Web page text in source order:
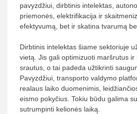
pavyzdžiui, dirbtinis intelektas,
priemonės, elektrifikacija ir
efektyvumą, bet ir skatina tvarumą
Dirbtinis intelektas šiame sektoriuje
vietą. Jis gali optimizuoti maršrutus
srautus, o tai padeda užtikrinti
Pavyzdžiui, transporto valdymo
realaus laiko duomenimis,
eismo pokyčius. Tokiu būdu galima
sutrumpinti kelionės laiką.